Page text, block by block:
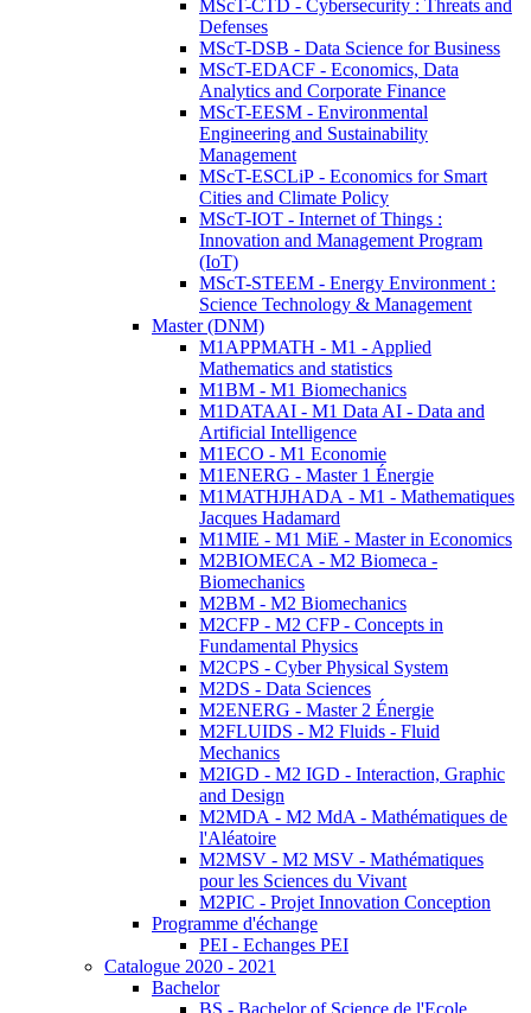
MScT-CTD - Cybersecurity : Threats and
Defenses
MScT-DSB - Data Science for Business
MScT-EDACF - Economics, Data
Analytics and Corporate Finance
MScT-EESM - Environmental
Engineering and Sustainability
Management
MScT-ESCLiP - Economics for Smart
Cities and Climate Policy
MScT-IOT - Internet of Things :
Innovation and Management Program
(IoT)
MScT-STEEM - Energy Environment :
Science Technology & Management
Master (DNM)
M1APPMATH - M1 - Applied
Mathematics and statistics
M1BM - M1 Biomechanics
M1DATAAI - M1 Data AI - Data and
Artificial Intelligence
M1ECO - M1 Economie
M1ENERG - Master 1 Énergie
M1MATHJHADA - M1 - Mathematiques
Jacques Hadamard
M1MIE - M1 MiE - Master in Economics
M2BIOMECA - M2 Biomeca -
Biomechanics
M2BM - M2 Biomechanics
M2CFP - M2 CFP - Concepts in
Fundamental Physics
M2CPS - Cyber Physical System
M2DS - Data Sciences
M2ENERG - Master 2 Énergie
M2FLUIDS - M2 Fluids - Fluid
Mechanics
M2IGD - M2 IGD - Interaction, Graphic
and Design
M2MDA - M2 MdA - Mathématiques de
l'Aléatoire
M2MSV - M2 MSV - Mathématiques
pour les Sciences du Vivant
M2PIC - Projet Innovation Conception
Programme d'échange
PEI - Echanges PEI
Catalogue 2020 - 2021
Bachelor
BS - Bachelor of Science de l'Ecole